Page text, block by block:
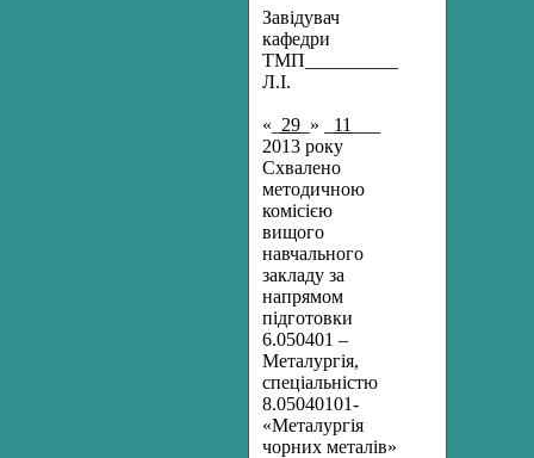
Завідувач
кафедри
ТМП______________Тарасюк
Л.І.
«_ 29 _» _ 11
2013 року
Схвалено
методичною
комісією
вищого
навчального
закладу за
напрямом
підготовки
6.050401 –
Металургія,
спеціальністю
8.05040101-
«Металургія
чорних металів»